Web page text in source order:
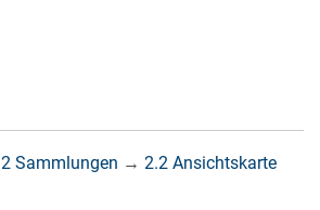
2 Sammlungen → 2.2 Ansichtskarte